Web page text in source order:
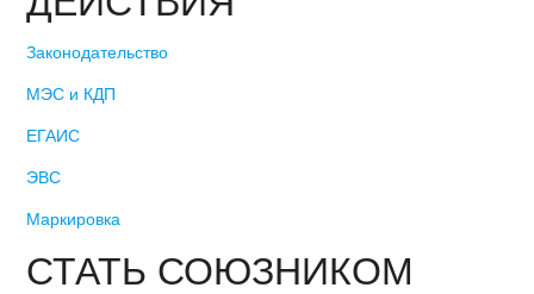
Законодательство
МЭС и КДП
ЕГАИС
ЭВС
Маркировка
СТАТЬ СОЮЗНИКОМ